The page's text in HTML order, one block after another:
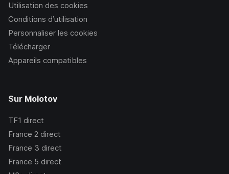
Utilisation des cookies
Conditions d’utilisation
Personnaliser les cookies
Télécharger
Appareils compatibles
Sur Molotov
TF1 direct
France 2 direct
France 3 direct
France 5 direct